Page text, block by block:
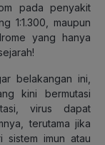
pada penyakit
1:1.300, maupun
yang hanya
belakangan ini,
kini bermutasi
virus dapat
terutama jika
sistem imun atau